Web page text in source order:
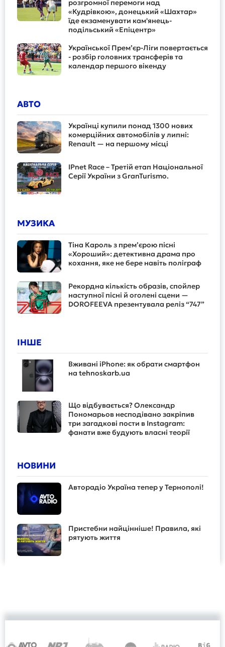
розгромної перемоги над
«Кудрівкою», донецький «Шахтар»
їде екзаменувати кам'янець-
подільський «Епіцентр»
Української Прем’єр-Ліги повертається
- розбір головних трансферів та
календар першого вікенду
АВТО
Українці купили понад 1300 нових
комерційних автомобілів у липні:
Renault — на першому місці
IPnet Race – Третій етап Національної
Серії України з GranTurismo.
МУЗИКА
Тіна Кароль з прем’єрою пісні
«Хороший»: детективна драма про
кохання, яке не бере навіть поліграф
Рекордна кількість образів, спойлер
наступної пісні й оголені сцени —
DOROFEEVA презентувала реліз “747”
ІНШЕ
Вживані iPhone: як обрати смартфон
на tehnoskarb.ua
Що відбувається? Олександр
Пономарьов несподівано закріпив
три загадкові пости в Instagram:
фанати вже будують власні теорії
НОВИНИ
Авторадіо Україна тепер у Тернополі!
Пристебни найцінніше! Правила, які
рятують життя